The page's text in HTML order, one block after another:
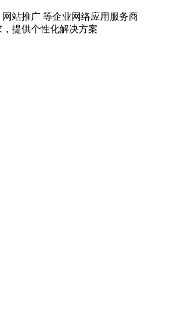
网站推广 等企业网络应用服务商
提供个性化解决方案